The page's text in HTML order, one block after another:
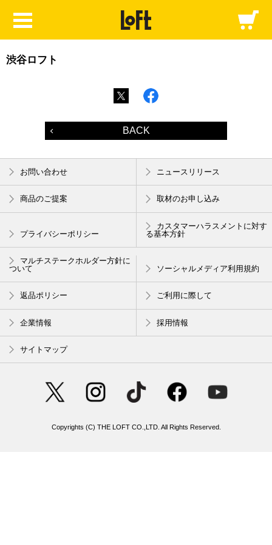
渋谷ロフト
BACK
お問い合わせ ニュースリリース
商品のご提案 取材のお申し込み
プライバシーポリシー
カスタマーハラスメントに対す
る基本方針
マルチステークホルダー方針に
ついて
ソーシャルメディア利用規約
返品ポリシー ご利用に際して
企業情報 採用情報
サイトマップ
Copyrights (C) THE LOFT CO.,LTD. All Rights Reserved.